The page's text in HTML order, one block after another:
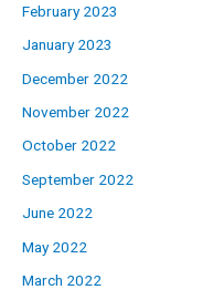
February 2023
January 2023
December 2022
November 2022
October 2022
September 2022
June 2022
May 2022
March 2022